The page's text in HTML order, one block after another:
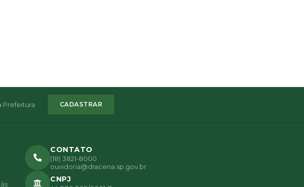
Prefeitura CADASTRAR
CONTATO
(18) 3821-8000
ouvidoria@dracena.sp.gov.br
CNPJ